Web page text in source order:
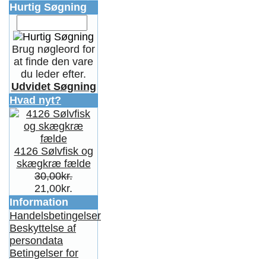
Hurtig Søgning
Brug nøgleord for
at finde den vare
du leder efter.
Udvidet Søgning
Hvad nyt?
4126 Sølvfisk og
skægkræ fælde
30,00kr.
21,00kr.
Information
Handelsbetingelser
Beskyttelse af
persondata
Betingelser for